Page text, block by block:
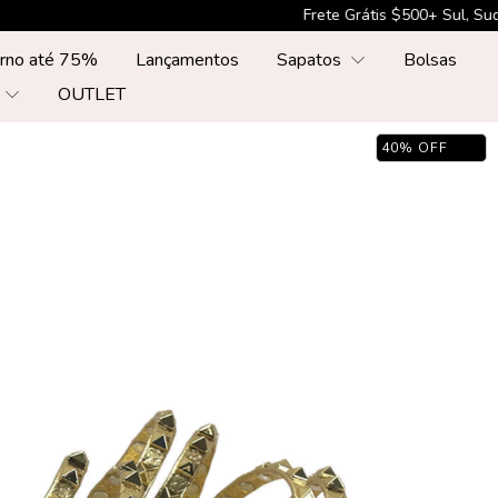
Frete Grátis $500+ Sul, Sudste, Centr-Oeste*
até 75% Lançamentos Sapatos
Bolsas
OUTLET
40% OFF